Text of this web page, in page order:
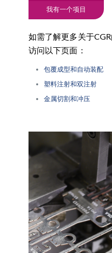
我有一个项目
如需了解更多关于
访问以下页面：
包覆成型和自动装配
塑料注射和双注射
金属切割和冲压